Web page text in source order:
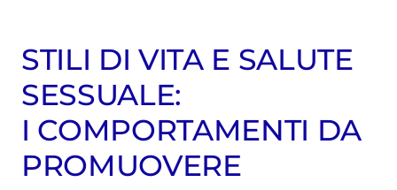
STILI DI VITA E SALUTE
SESSUALE:
I COMPORTAMENTI DA
PROMUOVERE